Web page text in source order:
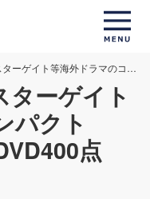
のコンパクトDVDBOXを中心にDVD400点程 出張買取
ーゲイト
パクト
点